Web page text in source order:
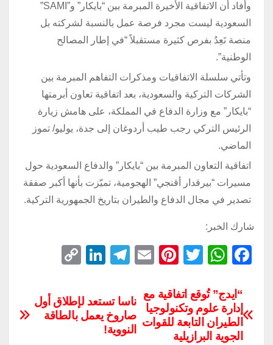
وأفاد أن الاتفاقية الأخيرة المبرمة بين “بايكار” و”SAMI”
السعودية ليست مجرد فرصة عمل بالنسبة لشركته بل
منصة تَعِدُ بفرص كثيرة مستقبلاً “في إطار المصالح
الوطنية”.
وتأتي سلسلة الاتفاقيات ومذكرات التفاهم المبرمة بين
الشركات التركية والسعودية، بعد اتفاقية تعاون أبرمتها
“بايكار” مع وزارة الدفاع في المملكة، على هامش زيارة
الرئيس التركي رجب طيب أردوغان إلى جدة، يوليو/ تموز
الماضي.
اتفاقية التعاون المبرمة بين “بايكار” والدفاع السعودية حول
مسيرات “بيرقدار أقنجي” الهجومية، تميّزت بأنها أكبر صفقة
تصدير في مجال الدفاع والطيران بتاريخ الجمهورية التركية.
شارك الخبر:
F
c
e
b
W
at
s
A
T
tt
er
Pi
er
e
st
E
ail
T
e
gr
a
Li
k
e
p
y
ناسا تستعد لإطلاق أول
صاروخ يعمل بالطاقة
النووية!
“ايدج” تُوقع اتفاقية مع
إدارة علوم وتكنولوجيا
الطيران التابعة للقوات
الجوية البرازيلية